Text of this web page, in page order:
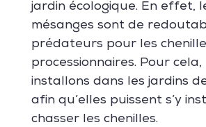
jardin écologique. En effet,
mésanges sont de
prédateurs pour les
processionnaires. Pour cela,
installons dans les jardins
afin qu’elles puissent s’y
chasser les chenilles.